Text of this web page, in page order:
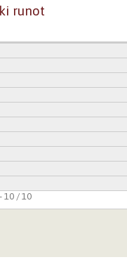
ollut ja runot ovat
mutta eiköhän tässä
runot
10 / 10